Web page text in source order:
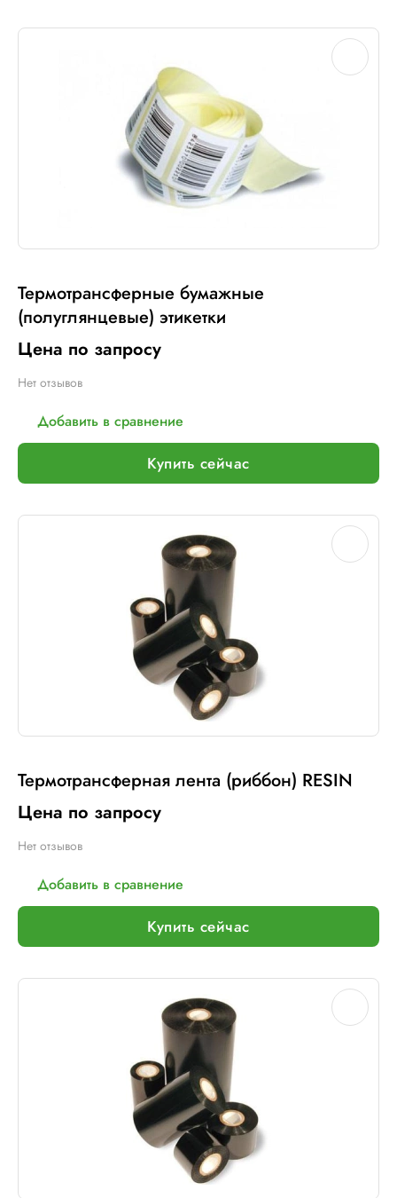
Термотрансферные бумажные
(полуглянцевые) этикетки
Цена по запросу
Нет отзывов
Добавить в сравнение
Купить сейчас
Термотрансферная лента (риббон) RESIN
Цена по запросу
Нет отзывов
Добавить в сравнение
Купить сейчас